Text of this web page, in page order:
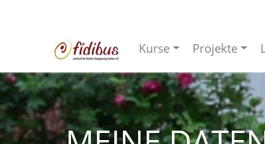
Zum Inhalt springen
Kurse Projekte